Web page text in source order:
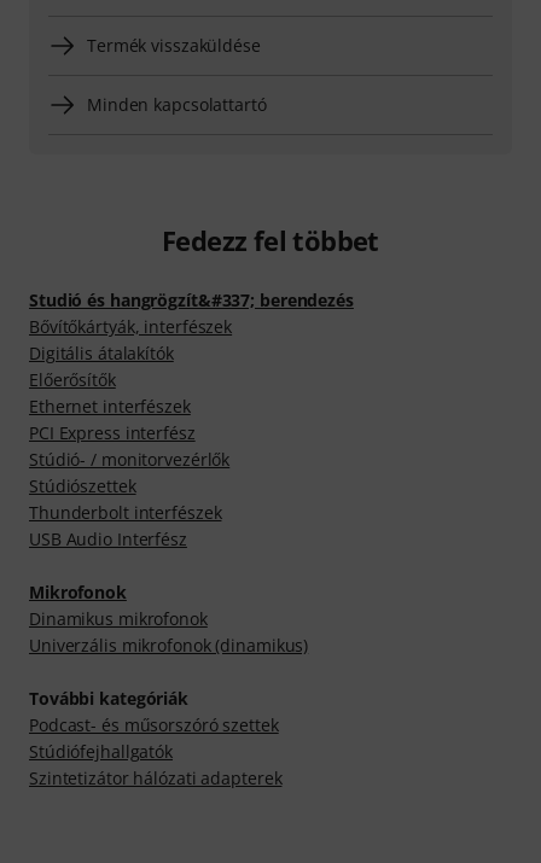
Termék visszaküldése
Minden kapcsolattartó
Fedezz fel többet
Studió és hangrögzít&#337; berendezés
Bővítőkártyák, interfészek
Digitális átalakítók
Előerősítők
Ethernet interfészek
PCI Express interfész
Stúdió- / monitorvezérlők
Stúdiószettek
Thunderbolt interfészek
USB Audio Interfész
Mikrofonok
Dinamikus mikrofonok
Univerzális mikrofonok (dinamikus)
További kategóriák
Podcast- és műsorszóró szettek
Stúdiófejhallgatók
Szintetizátor hálózati adapterek